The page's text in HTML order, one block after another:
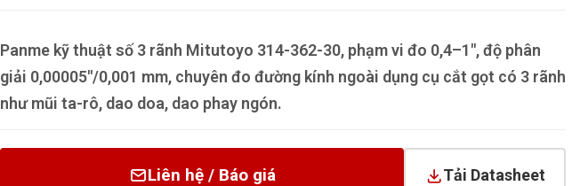
Panme kỹ thuật số 3 rãnh Mitutoyo 314-362-30, phạm vi đo 0,4–1", độ phân
giải 0,00005"/0,001 mm, chuyên đo đường kính ngoài dụng cụ cắt gọt có 3 rãnh
như mũi ta-rô, dao doa, dao phay ngón.
Liên hệ / Báo giá Tải Datasheet